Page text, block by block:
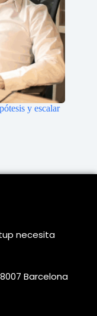
y escalar
necesita
Barcelona